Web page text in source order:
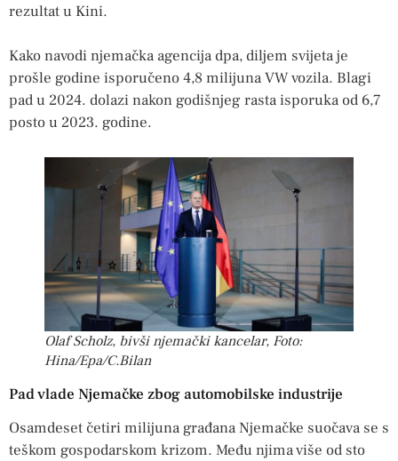
rezultat u Kini.
Kako navodi njemačka agencija dpa, diljem svijeta je
prošle godine isporučeno 4,8 milijuna VW vozila. Blagi
pad u 2024. dolazi nakon godišnjeg rasta isporuka od 6,7
posto u 2023. godine.
Olaf Scholz, bivši njemački kancelar, Foto:
Hina/Epa/C.Bilan
Pad vlade Njemačke zbog automobilske industrije
Osamdeset četiri milijuna građana Njemačke suočava se s
teškom gospodarskom krizom. Među njima više od sto